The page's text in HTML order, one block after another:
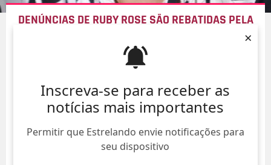
Inscreva-se para receber as
notícias mais importantes
Permitir que Estrelando envie notificações para
seu dispositivo
×
DENÚNCIAS DE RUBY ROSE SÃO REBATIDAS PELA
08/Ago/